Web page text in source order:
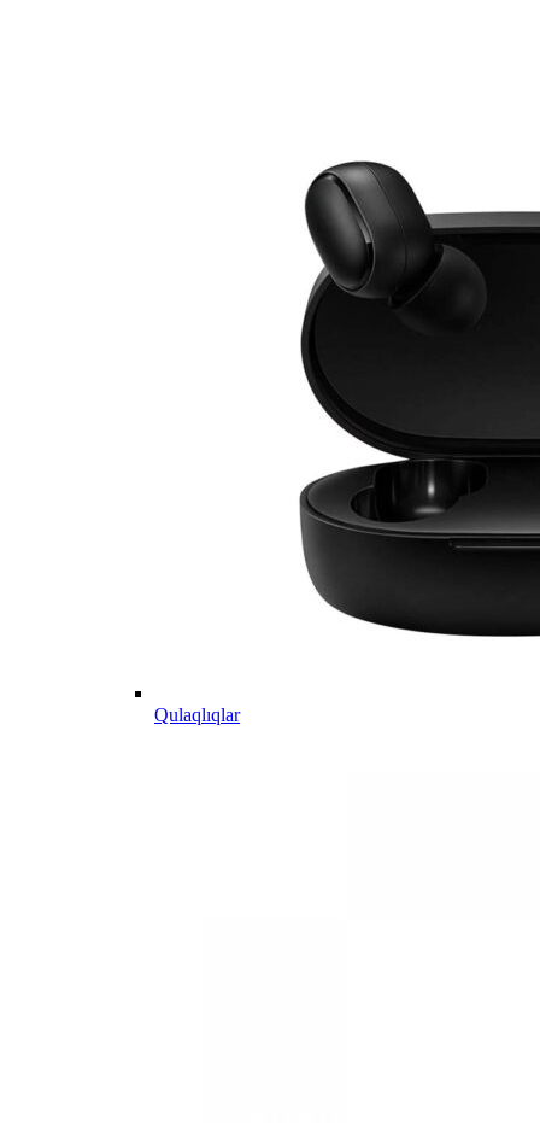
Qulaqlıqlar